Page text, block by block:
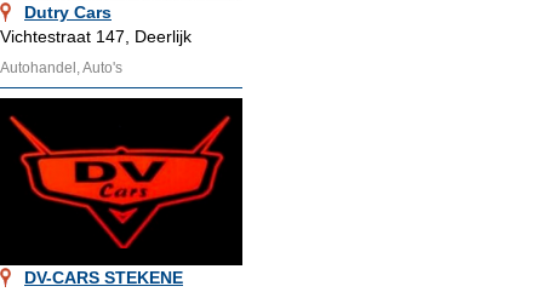
Dutry Cars
Vichtestraat 147, Deerlijk
Autohandel, Auto's
DV-CARS STEKENE